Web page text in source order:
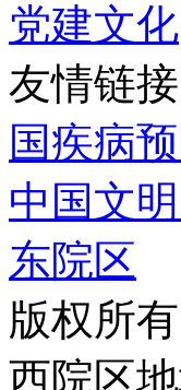
党建文化
友情链接
国疾病
中国文
东院区
版权所
西院区